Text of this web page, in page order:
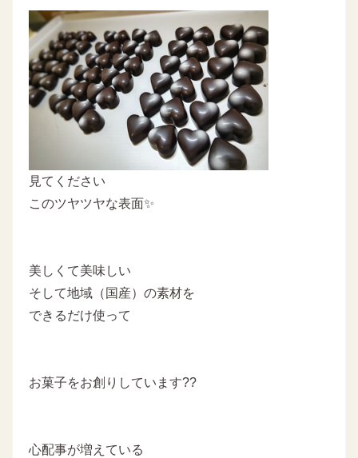
見てください
このツヤツヤな表面✨
美しくて美味しい
そして地域（国産）の素材を
できるだけ使って
お菓子をお創りしています??
心配事が増えている